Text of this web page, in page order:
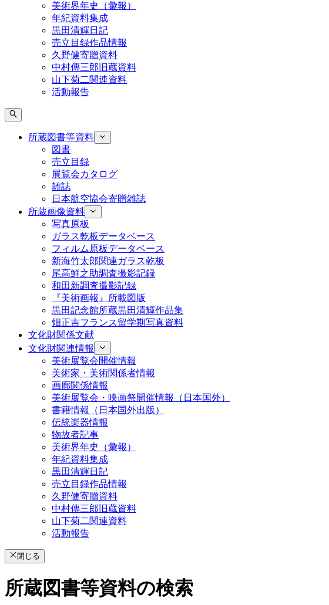
美術界年史（彙報）
年紀資料集成
黒田清輝日記
売立目録作品情報
久野健寄贈資料
中村傳三郎旧蔵資料
山下菊二関連資料
活動報告
所蔵図書等資料
図書
売立目録
展覧会カタログ
雑誌
日本航空協会寄贈雑誌
所蔵画像資料
写真原板
ガラス乾板データベース
フィルム原板データベース
新海竹太郎関連ガラス乾板
尾高鮮之助調査撮影記録
和田新調査撮影記録
『美術画報』所載図版
黒田記念館所蔵黒田清輝作品集
畑正吉フランス留学期写真資料
文化財関係文献
文化財関連情報
美術展覧会開催情報
美術家・美術関係者情報
画廊関係情報
美術展覧会・映画祭開催情報（日本国外）
書籍情報（日本国外出版）
伝統楽器情報
物故者記事
美術界年史（彙報）
年紀資料集成
黒田清輝日記
売立目録作品情報
久野健寄贈資料
中村傳三郎旧蔵資料
山下菊二関連資料
活動報告
閉じる
所蔵図書等資料の検索